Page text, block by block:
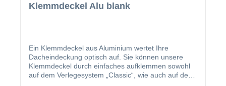
Klemmdeckel Alu blank
Ein Klemmdeckel aus Aluminium wertet Ihre
Dacheindeckung optisch auf. Sie können unsere
Klemmdeckel durch einfaches aufklemmen sowohl
auf dem Verlegesystem „Classic“, wie auch auf dem